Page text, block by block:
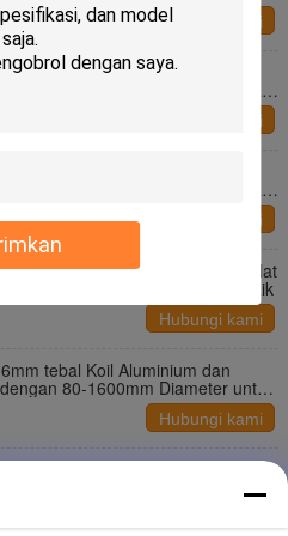
Hubungi kami
disesuaikan untuk
peralatan dapur dengan ketebalan
Hubungi kami
disesuaikan untuk
peralatan dapur dengan ketebalan
Hubungi kami
Customisable Aluminium Bulat
Kinerja Mekanis yang sangat baik
Hubungi kami
tebal Koil Aluminium dan
80-1600mm Diameter untuk
Hubungi kami